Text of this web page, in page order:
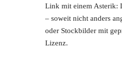
Link mit einem Asterik:
– soweit nicht anders
oder Stockbilder mit
Lizenz.